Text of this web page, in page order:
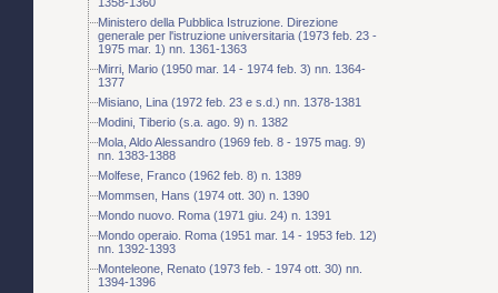
Ministero della Pubblica Istruzione. Direzione
generale per l'istruzione universitaria (1973 feb. 23 -
1975 mar. 1) nn. 1361-1363
Mirri, Mario (1950 mar. 14 - 1974 feb. 3) nn. 1364-
1377
Misiano, Lina (1972 feb. 23 e s.d.) nn. 1378-1381
Modini, Tiberio (s.a. ago. 9) n. 1382
Mola, Aldo Alessandro (1969 feb. 8 - 1975 mag. 9)
nn. 1383-1388
Molfese, Franco (1962 feb. 8) n. 1389
Mommsen, Hans (1974 ott. 30) n. 1390
Mondo nuovo. Roma (1971 giu. 24) n. 1391
Mondo operaio. Roma (1951 mar. 14 - 1953 feb. 12)
nn. 1392-1393
Monteleone, Renato (1973 feb. - 1974 ott. 30) nn.
1394-1396